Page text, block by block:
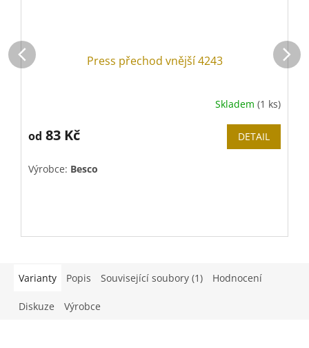
Press přechod vnější 4243
Skladem (1 ks)
od 83 Kč DETAIL
Výrobce: Besco
Varianty Popis Související soubory (1) Hodnocení
Diskuze Výrobce